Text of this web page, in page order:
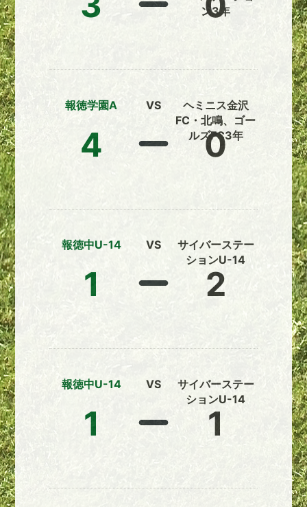
ン3年
報徳学園A
4
VS
ヘミニス金沢
FC・北鳴、ゴー
ルズFC3年
0
報徳中U-14
1
VS
サイバーステー
ションU-14
2
報徳中U-14
1
VS
サイバーステー
ションU-14
1